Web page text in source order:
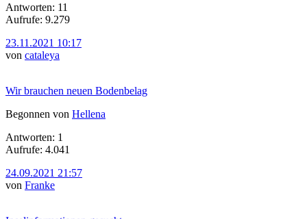
Antworten: 11
Aufrufe: 9.279
23.11.2021 10:17
von cataleya
Wir brauchen neuen Bodenbelag
Begonnen von Hellena
Antworten: 1
Aufrufe: 4.041
24.09.2021 21:57
von Franke